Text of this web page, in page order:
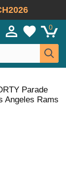
0
Parade
Angeles Rams